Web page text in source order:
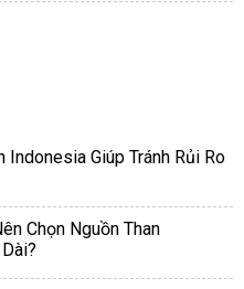
Indonesia Giúp Tránh Rủi Ro
Chọn Nguồn Than